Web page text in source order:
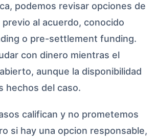
podemos revisar opciones de
al acuerdo, conocido
o pre-settlement funding.
con dinero mientras el
aunque la disponibilidad
hechos del caso.
califican y no prometemos
si hay una opcion responsable,